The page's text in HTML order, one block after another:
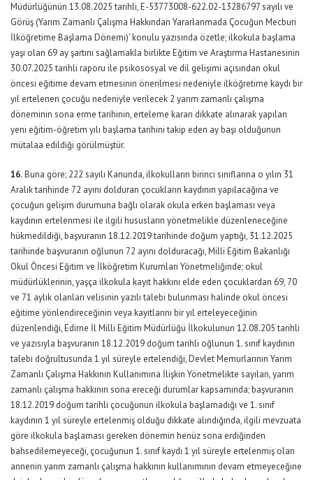
Müdürlüğünün 13.08.2025 tarihli, E-53773008-622.02-13286797 sayılı ve
Görüş (Yarım Zamanlı Çalışma Hakkından Yararlanmada Çocuğun Mecburi
İlköğretime Başlama Dönemi)’ konulu yazısında özetle; ilkokula başlama
yaşı olan 69 ay şartını sağlamakla birlikte Eğitim ve Araştırma Hastanesinin
30.07.2025 tarihli raporu ile psikososyal ve dil gelişimi açısından okul
öncesi eğitime devam etmesinin önerilmesi nedeniyle ilköğretime kaydı bir
yıl ertelenen çocuğu nedeniyle verilecek 2 yarım zamanlı çalışma
döneminin sona erme tarihinin, erteleme kararı dikkate alınarak yapılan
yeni eğitim-öğretim yılı başlama tarihini takip eden ay başı olduğunun
mütalaa edildiği görülmüştür.
16.Buna göre; 222 sayılı Kanunda, ilkokulların birinci sınıflarına o yılın 31
Aralık tarihinde 72 ayını dolduran çocukların kaydının yapılacağına ve
çocuğun gelişim durumuna bağlı olarak okula erken başlaması veya
kaydının ertelenmesi ile ilgili hususların yönetmelikle düzenleneceğine
hükmedildiği, başvuranın 18.12.2019 tarihinde doğum yaptığı, 31.12.2025
tarihinde başvuranın oğlunun 72 ayını dolduracağı, Milli Eğitim Bakanlığı
Okul Öncesi Eğitim ve İlköğretim Kurumları Yönetmeliğinde; okul
müdürlüklerinin, yaşça ilkokula kayıt hakkını elde eden çocuklardan 69, 70
ve 71 aylık olanları velisinin yazılı talebi bulunması halinde okul öncesi
eğitime yönlendireceğinin veya kayıtlarını bir yıl erteleyeceğinin
düzenlendiği, Edirne İl Milli Eğitim Müdürlüğü İlkokulunun 12.08.205 tarihli
ve yazısıyla başvuranın 18.12.2019 doğum tarihli oğlunun 1. sınıf kaydının
talebi doğrultusunda 1 yıl süreyle ertelendiği, Devlet Memurlarının Yarım
Zamanlı Çalışma Hakkının Kullanımına İlişkin Yönetmelikte sayılan, yarım
zamanlı çalışma hakkının sona ereceği durumlar kapsamında; başvuranın
18.12.2019 doğum tarihli çocuğunun ilkokula başlamadığı ve 1. sınıf
kaydının 1 yıl süreyle ertelenmiş olduğu dikkate alındığında, ilgili mevzuata
göre ilkokula başlaması gereken dönemin henüz sona erdiğinden
bahsedilemeyeceği, çocuğunun 1. sınıf kaydı 1 yıl süreyle ertelenmiş olan
annenin yarım zamanlı çalışma hakkının kullanımının devam etmeyeceğine